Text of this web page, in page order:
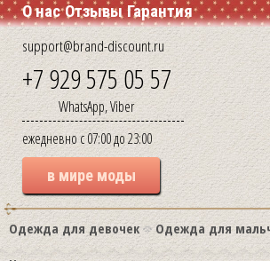
О нас Отзывы Гарантия
support@brand-discount.ru
+7 929 575 05 57
WhatsApp, Viber
ежедневно с 07:00 до 23:00
в мире моды
Одежда для девочек Одежда для